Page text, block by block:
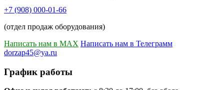
+7 (908) 000-01-66
(отдел продаж оборудования)
Написать нам в MAX Написать нам в Телеграмм
dorzap45@ya.ru
График работы